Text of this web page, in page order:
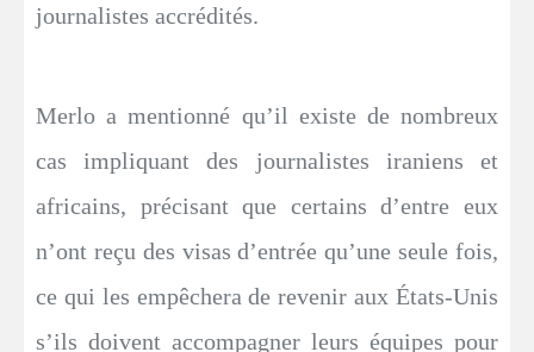
journalistes accrédités.
Merlo a mentionné qu’il existe de nombreux
cas impliquant des journalistes iraniens et
africains, précisant que certains d’entre eux
n’ont reçu des visas d’entrée qu’une seule fois,
ce qui les empêchera de revenir aux États-Unis
s’ils doivent accompagner leurs équipes pour